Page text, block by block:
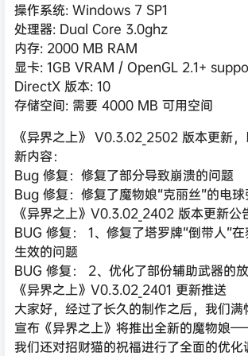
操作系统: Windows 7 SP1
处理器: Dual Core 3.0ghz
内存: 2000 MB RAM
显卡: 1GB VRAM / OpenGL 2.1+
DirectX 版本: 10
存储空间: 需要 4000 MB 可用空间
《异界之上》 V0.3.02_2502 版本更新
新内容：
Bug 修复：修复了部分导致崩溃的问题
Bug 修复：修复了魔物娘“克丽丝”的电
《异界之上》V0.3.02_2402 版本更新公
BUG 修复： 1、修复了塔罗牌“倒带人”
生效的问题
BUG 修复： 2、优化了部份辅助武器的
《异界之上》V0.3.02_2401 更新推送
大家好，经过了长久的制作之后，我们满
宣布《异界之上》将推出全新的魔物娘
我们还对招财猫的祝福进行了全面的优